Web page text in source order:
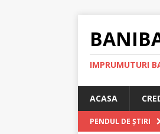
IMPRUMUTURI
ACASA
PENDUL DE ȘTIRI